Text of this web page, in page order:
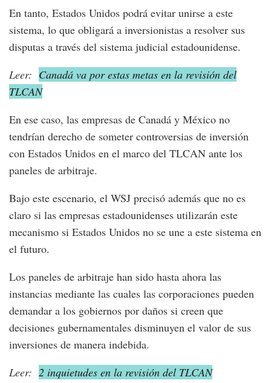
En tanto, Estados Unidos podrá evitar unirse a este
sistema, lo que obligará a inversionistas a resolver sus
disputas a través del sistema judicial estadounidense.
Leer: Canadá va por estas metas en la revisión del
TLCAN
En ese caso, las empresas de Canadá y México no
tendrían derecho de someter controversias de inversión
con Estados Unidos en el marco del TLCAN ante los
paneles de arbitraje.
Bajo este escenario, el WSJ precisó además que no es
claro si las empresas estadounidenses utilizarán este
mecanismo si Estados Unidos no se une a este sistema en
el futuro.
Los paneles de arbitraje han sido hasta ahora las
instancias mediante las cuales las corporaciones pueden
demandar a los gobiernos por daños si creen que
decisiones gubernamentales disminuyen el valor de sus
inversiones de manera indebida.
Leer: 2 inquietudes en la revisión del TLCAN